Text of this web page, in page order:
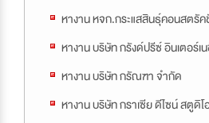
หางาน หจก.กระแสสินธุ์คอนสตรั
หางาน บริษัท กรังด์ปรีซ์ อินเตอร์เ
หางาน บริษัท กรัณฑา จำกัด
หางาน บริษัท กราเซีย ดีไซน์ สตูดิโ